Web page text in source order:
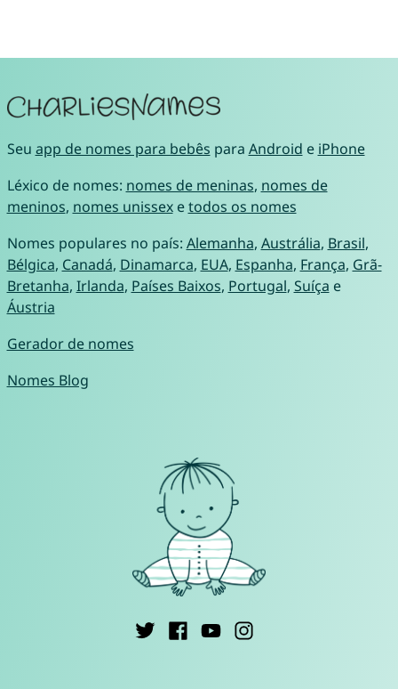
Seu app de nomes para bebês para Android e iPhone
Léxico de nomes: nomes de meninas, nomes de
meninos, nomes unissexetodos os nomes
Nomes populares no país: Alemanha, Austrália, Brasil,
Bélgica, Canadá, Dinamarca, EUA, Espanha, França, Grã-
Bretanha, Irlanda, Países Baixos, Portugal, Suíça e
Áustria
Gerador de nomes
Nomes Blog